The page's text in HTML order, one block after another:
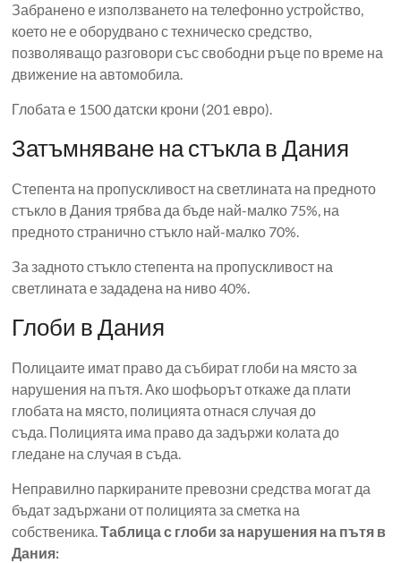
Забранено е използването на телефонно устройство,
което не е оборудвано с техническо средство,
позволяващо разговори със свободни ръце по време на
движение на автомобила.
Глобата е 1500 датски крони (201 евро).
Затъмняване на стъкла в Дания
Степента на пропускливост на светлината на предното
стъкло в Дания трябва да бъде най-малко 75%, на
предното странично стъкло най-малко 70%.
За задното стъкло степента на пропускливост на
светлината е зададена на ниво 40%.
Глоби в Дания
Полицаите имат право да събират глоби на място за
нарушения на пътя. Ако шофьорът откаже да плати
глобата на място, полицията отнася случая до
съда. Полицията има право да задържи колата до
гледане на случая в съда.
Неправилно паркираните превозни средства могат да
бъдат задържани от полицията за сметка на
собственика.Таблица с глоби за нарушения на пътя в
Дания: